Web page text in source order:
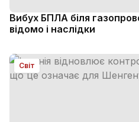
Вибух БПЛА біля
відомо і наслідки
Світ